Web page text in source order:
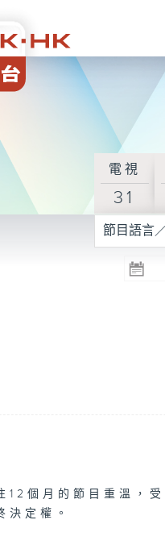
電視
31
節目語言
12個月的節目重溫，
決定權。